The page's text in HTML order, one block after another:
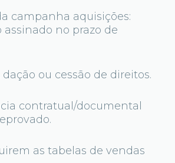
campanha aquisições:
assinado no prazo de
ou cessão de direitos.
contratual/documental
as tabelas de vendas